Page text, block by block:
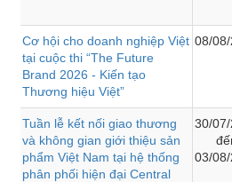
Cơ hội cho doanh nghiệp Việt
tại cuộc thi “The Future
Brand 2026 - Kiến tạo
Thương hiệu Việt”
08/
Tuần lễ kết nối giao thương
và không gian giới thiệu sản
phẩm Việt Nam tại hệ thống
phân phối hiện đại Central
30/
03/